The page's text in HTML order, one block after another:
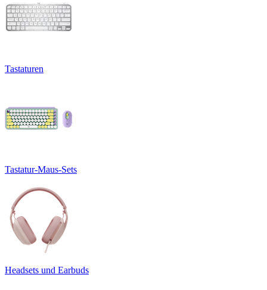
Tastaturen
Tastatur-Maus-Sets
Headsets und Earbuds